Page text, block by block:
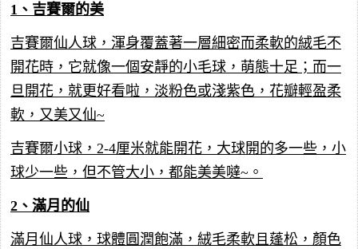
1、吉賽爾的美
吉賽爾仙人球，渾身覆蓋著一層細密而柔軟的絨毛不
開花時，它就像一個安靜的小毛球，萌態十足；而一
旦開花，就更好看啦，淡粉色或淺紫色，花瓣輕盈柔
軟，又美又仙~
吉賽爾小球，2-4厘米就能開花，大球開的多一些，小
球少一些，但不管大小，都能美美噠~。
2、滿月的仙
滿月仙人球，球體圓潤飽滿，絨毛柔軟且蓬松，顏色